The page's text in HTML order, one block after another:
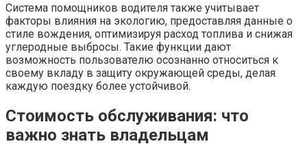
Система помощников водителя также учитывает
факторы влияния на экологию, предоставляя данные о
стиле вождения, оптимизируя расход топлива и снижая
углеродные выбросы. Такие функции дают
возможность пользователю осознанно относиться к
своему вкладу в защиту окружающей среды, делая
каждую поездку более устойчивой.
Стоимость обслуживания: что
важно знать владельцам